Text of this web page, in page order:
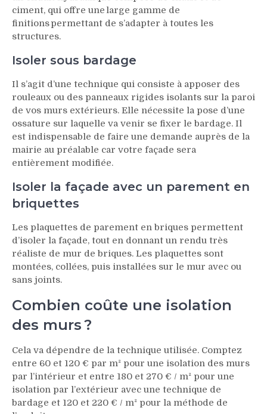
ciment, qui offre une large gamme de
finitions permettant de s’adapter à toutes les
structures.
Isoler sous bardage
Il s’agit d’une technique qui consiste à apposer des
rouleaux ou des panneaux rigides isolants sur la paroi
de vos murs extérieurs. Elle nécessite la pose d’une
ossature sur laquelle va venir se fixer le bardage. Il
est indispensable de faire une demande auprès de la
mairie au préalable car votre façade sera
entièrement modifiée.
Isoler la façade avec un parement en
briquettes
Les plaquettes de parement en briques permettent
d’isoler la façade, tout en donnant un rendu très
réaliste de mur de briques. Les plaquettes sont
montées, collées, puis installées sur le mur avec ou
sans joints.
Combien coûte une isolation
des murs ?
Cela va dépendre de la technique utilisée. Comptez
entre 60 et 120 € par m² pour une isolation des murs
par l’intérieur et entre 180 et 270 € / m² pour une
isolation par l’extérieur avec une technique de
bardage et 120 et 220 € / m² pour la méthode de